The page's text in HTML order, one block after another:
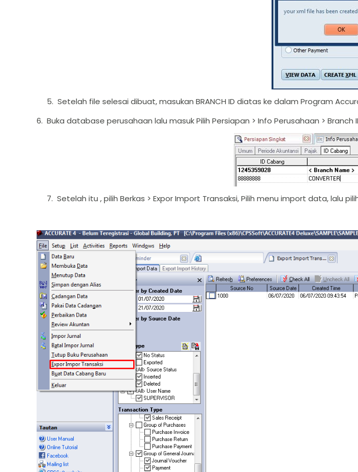
5. Setelah file selesai dibuat, masukan BRANCH ID diatas ke dalam Program
6. Buka database perusahaan lalu masuk Pilih Persiapan > Info Perusahaan > Branch
7. Setelah itu , pilih Berkas > Expor Import Transaksi, Pilih menu import data, lalu